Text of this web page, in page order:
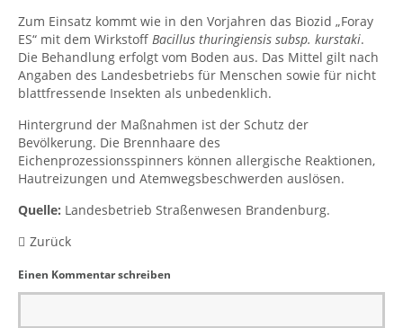
Zum Einsatz kommt wie in den Vorjahren das Biozid „Foray
ES“ mit dem Wirkstoff Bacillus thuringiensis subsp. kurstaki.
Die Behandlung erfolgt vom Boden aus. Das Mittel gilt nach
Angaben des Landesbetriebs für Menschen sowie für nicht
blattfressende Insekten als unbedenklich.
Hintergrund der Maßnahmen ist der Schutz der
Bevölkerung. Die Brennhaare des
Eichenprozessionsspinners können allergische Reaktionen,
Hautreizungen und Atemwegsbeschwerden auslösen.
Quelle: Landesbetrieb Straßenwesen Brandenburg.
Zurück
Einen Kommentar schreiben